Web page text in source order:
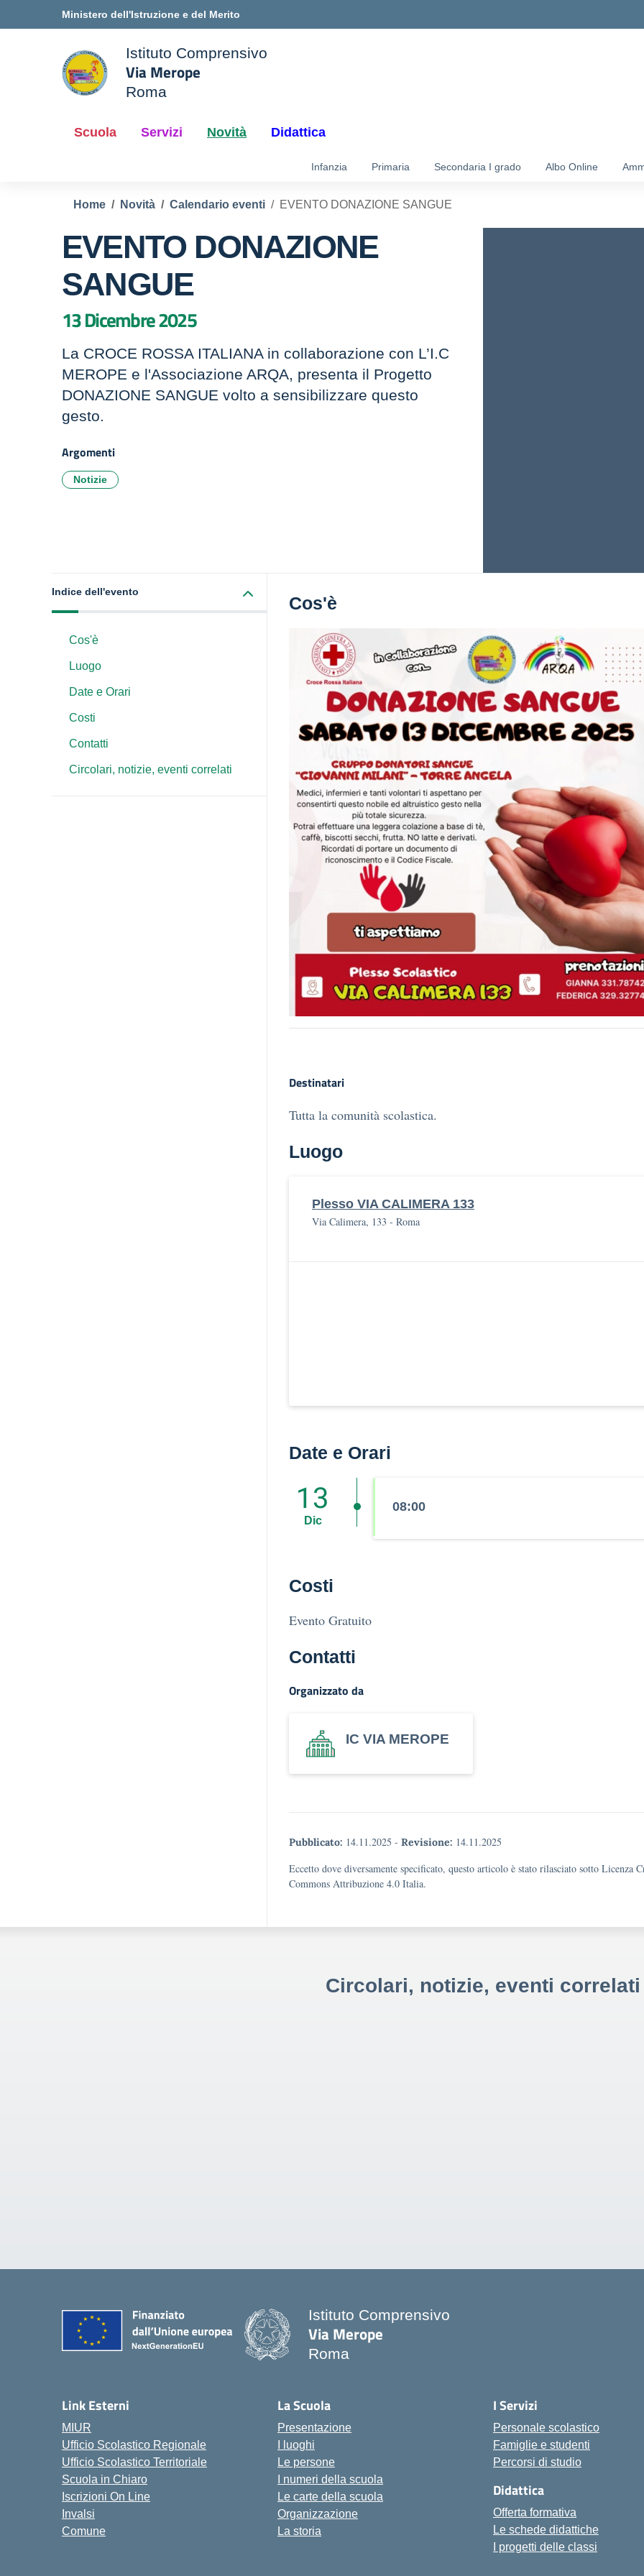
Ministero dell'Istruzione e del Merito
della scuola
Istituto Comprensivo
Via Merope
Roma
Scuola Servizi Novità Didattica
Infanzia Primaria Secondaria I grado Albo Online
Home Novità Calendario eventi EVENTO DONAZIONE SANGUE
EVENTO DONAZIONE
SANGUE
13 Dicembre 2025
La CROCE ROSSA ITALIANA in collaborazione con L’I.C
MEROPE e l'Associazione ARQA, presenta il Progetto
DONAZIONE SANGUE volto a sensibilizzare questo
gesto.
Argomenti
Notizie
Indice dell'evento
Cos'è
Luogo
Date e Orari
Costi
Contatti
Circolari, notizie, eventi correlati
Cos'è
Destinatari
Tutta la comunità scolastica.
Luogo
Plesso VIA CALIMERA 133
Via Calimera, 133 - Roma
Date e Orari
08:00
13
Dic
Costi
Evento Gratuito
Contatti
Organizzato da
IC VIA MEROPE
Pubblicato: 14.11.2025 - Revisione: 14.11.2025
Eccetto dove diversamente specificato, questo articolo è stato rilasciato sotto Licenza
Commons Attribuzione 4.0 Italia.
Circolari, notizie, eventi correlati
Istituto Comprensivo
Via Merope
Roma
Link Esterni
MIUR
Ufficio Scolastico Regionale
Ufficio Scolastico Territoriale
Scuola in Chiaro
Iscrizioni On Line
Invalsi
Comune
La Scuola
Presentazione
I luoghi
Le persone
I numeri della scuola
Le carte della scuola
Organizzazione
La storia
I Servizi
Personale scolastico
Famiglie e studenti
Percorsi di studio
Didattica
Offerta formativa
Le schede didattiche
I progetti delle classi